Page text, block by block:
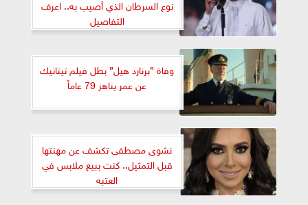
نوع السرطان الذي أصيب به.. اعرف
التفاصيل
وفاة ”برنارد هيل” بطل فيلم تيتانيك
عن عمر يناهز 79 عاماً
نشوى مصطفى تكشف عن مهنتها
قبل التمثيل.. كنت ببيع ملابس في
العتبه